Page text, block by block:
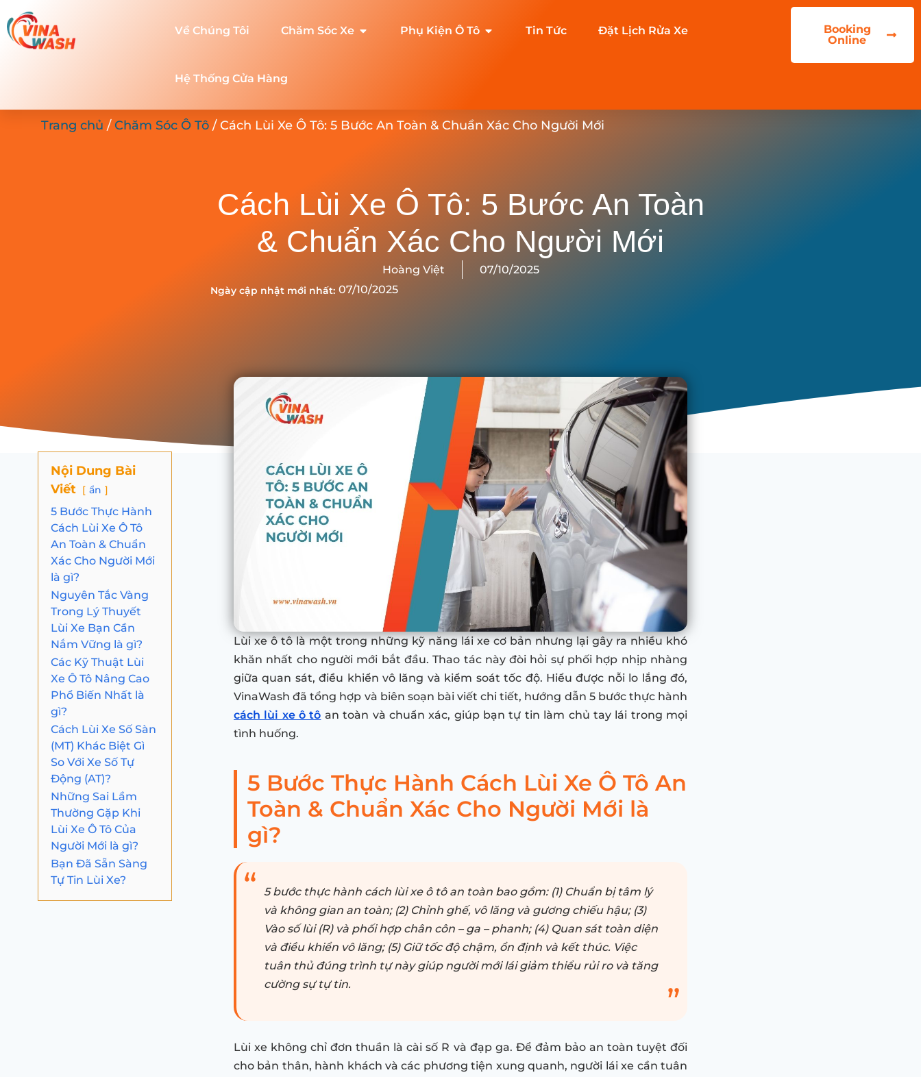
Về Chúng Tôi Chăm Sóc Xe Phụ Kiện Ô Tô Tin Tức Đặt Lịch Rửa Xe
Hệ Thống Cửa Hàng
Booking
Online
Trang chủ /Chăm Sóc Ô Tô / Cách Lùi Xe Ô Tô: 5 Bước An Toàn & Chuẩn Xác Cho Người Mới
Cách Lùi Xe Ô Tô: 5 Bước An Toàn
& Chuẩn Xác Cho Người Mới
Hoàng Việt 07/10/2025
Ngày cập nhật mới nhất: 07/10/2025
Nội Dung Bài
Viết
ẩn
5 Bước Thực Hành
Cách Lùi Xe Ô Tô
An Toàn & Chuẩn
Xác Cho Người Mới
là gì?
Nguyên Tắc Vàng
Trong Lý Thuyết
Lùi Xe Bạn Cần
Nắm Vững là gì?
Các Kỹ Thuật Lùi
Xe Ô Tô Nâng Cao
Phổ Biến Nhất là
gì?
Cách Lùi Xe Số Sàn
(MT) Khác Biệt Gì
So Với Xe Số Tự
Động (AT)?
Những Sai Lầm
Thường Gặp Khi
Lùi Xe Ô Tô Của
Người Mới là gì?
Bạn Đã Sẵn Sàng
Tự Tin Lùi Xe?
Lùi xe ô tô là một trong những kỹ năng lái xe cơ bản nhưng lại gây ra nhiều khó
khăn nhất cho người mới bắt đầu. Thao tác này đòi hỏi sự phối hợp nhịp nhàng
giữa quan sát, điều khiển vô lăng và kiểm soát tốc độ. Hiểu được nỗi lo lắng đó,
VinaWash đã tổng hợp và biên soạn bài viết chi tiết, hướng dẫn 5 bước thực hành
cách lùi xe ô tô an toàn và chuẩn xác, giúp bạn tự tin làm chủ tay lái trong mọi
tình huống.
5 Bước Thực Hành Cách Lùi Xe Ô Tô An
Toàn & Chuẩn Xác Cho Người Mới là
gì?
5 bước thực hành cách lùi xe ô tô an toàn bao gồm: (1) Chuẩn bị tâm lý
và không gian an toàn; (2) Chỉnh ghế, vô lăng và gương chiếu hậu; (3)
Vào số lùi (R) và phối hợp chân côn – ga – phanh; (4) Quan sát toàn diện
và điều khiển vô lăng; (5) Giữ tốc độ chậm, ổn định và kết thúc. Việc
tuân thủ đúng trình tự này giúp người mới lái giảm thiểu rủi ro và tăng
cường sự tự tin.
Lùi xe không chỉ đơn thuần là cài số R và đạp ga. Để đảm bảo an toàn tuyệt đối
cho bản thân, hành khách và các phương tiện xung quanh, người lái xe cần tuân